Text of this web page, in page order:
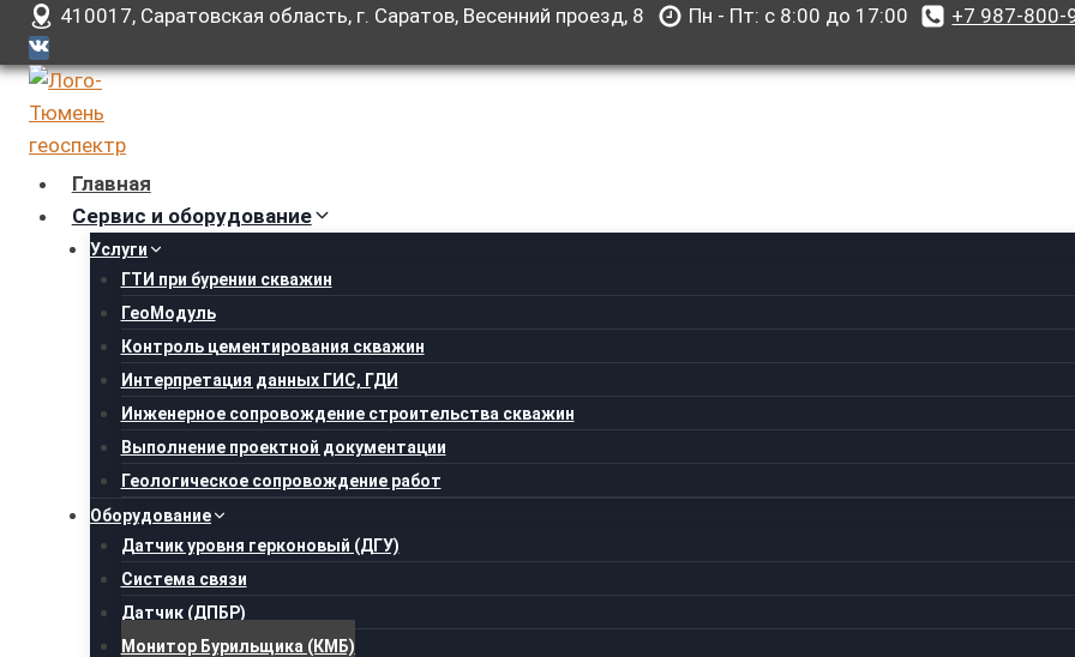
Перейти
содержанию
410017, Саратовская область, г. Саратов, Весенний проезд, 8 Пн - Пт: с 8:00 до 17:00 +7 987-800-
Главная
Сервис и оборудование
Услуги
ГТИ при бурении скважин
ГеоМодуль
Контроль цементирования скважин
Интерпретация данных ГИС, ГДИ
Инженерное сопровождение строительства скважин
Выполнение проектной документации
Геологическое сопровождение работ
Оборудование
Датчик уровня герконовый (ДГУ)
Система связи
Датчик (ДПБР)
Монитор Бурильщика (КМБ)